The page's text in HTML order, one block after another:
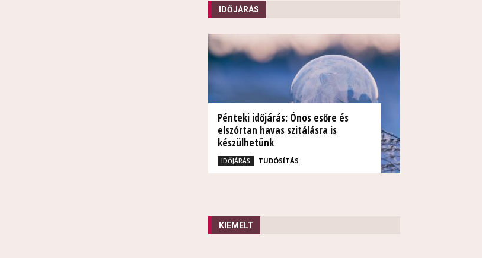
IDŐJÁRÁS
Pénteki időjárás: Ónos esőre és
elszórtan havas szitálásra is
készülhetünk
IDŐJÁRÁS TUDÓSÍTÁS
KIEMELT